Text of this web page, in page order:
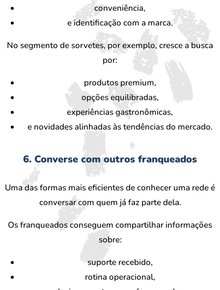
conveniência,
e identificação com a marca.
No segmento de sorvetes, por exemplo, cresce a busca
por:
produtos premium,
opções equilibradas,
experiências gastronômicas,
e novidades alinhadas às tendências do mercado.
6. Converse com outros franqueados
Uma das formas mais eficientes de conhecer uma rede é
conversar com quem já faz parte dela.
Os franqueados conseguem compartilhar informações
sobre:
suporte recebido,
rotina operacional,